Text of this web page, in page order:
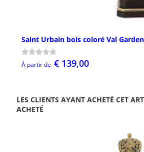
Saint Urbain bois coloré Val
À partir de € 139,00
LES CLIENTS AYANT ACHETÉ CET
ACHETÉ